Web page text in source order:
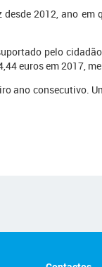
2012, ano
pelo
euros em 2017,
ano consecutivo.